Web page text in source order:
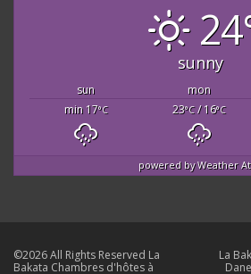
sunny
sun mon
min 17°C 23°C/ 16°C
powered byWeather
©2026 All Rights Reserved La
Bakata Chambres d'hôtes à
La